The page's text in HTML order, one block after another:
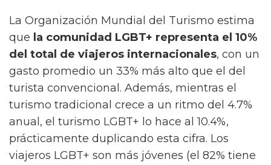
La Organización Mundial del Turismo estima
que la comunidad LGBT+ representa el 10%
del total de viajeros internacionales, con un
gasto promedio un 33% más alto que el del
turista convencional. Además, mientras el
turismo tradicional crece a un ritmo del 4.7%
anual, el turismo LGBT+ lo hace al 10.4%,
prácticamente duplicando esta cifra. Los
viajeros LGBT+ son más jóvenes (el 82% tiene